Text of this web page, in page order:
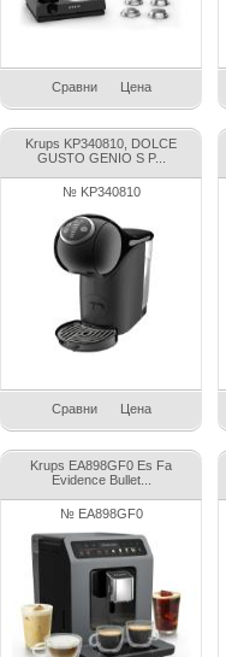
Сравни Цена
Krups KP340810, DOLCE
GUSTO GENIO S P...
№ KP340810
Сравни Цена
Krups EA898GF0 Es Fa
Evidence Bullet...
№ EA898GF0